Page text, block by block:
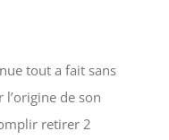
tout a fait sans
de son
retirer 2